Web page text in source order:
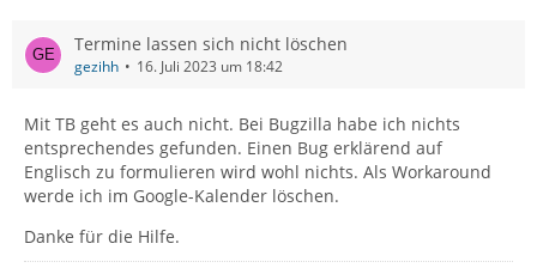
Termine lassen sich nicht löschen
gezihh 16. Juli 2023 um 18:42
Mit TB geht es auch nicht. Bei Bugzilla habe ich nichts
entsprechendes gefunden. Einen Bug erklärend auf
Englisch zu formulieren wird wohl nichts. Als Workaround
werde ich im Google-Kalender löschen.
Danke für die Hilfe.